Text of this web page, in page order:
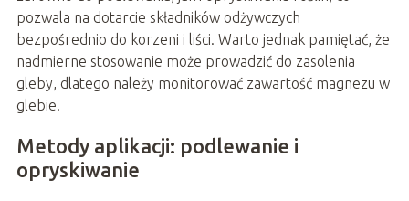
pozwala na dotarcie składników odżywczych
bezpośrednio do korzeni i liści. Warto jednak pamiętać, że
nadmierne stosowanie może prowadzić do zasolenia
gleby, dlatego należy monitorować zawartość magnezu w
glebie.
Metody aplikacji: podlewanie i
opryskiwanie